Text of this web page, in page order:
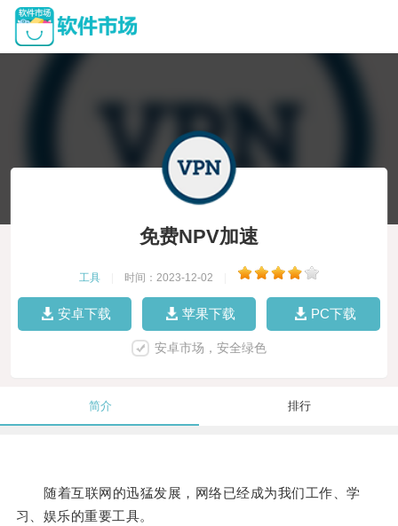
免费NPV加速
工具 时间：2023-12-02
安卓下载 苹果下载 PC下载
安卓市场，安全绿色
简介 排行
随着互联网的迅猛发展，网络已经成为我们工作、学
习、娱乐的重要工具。